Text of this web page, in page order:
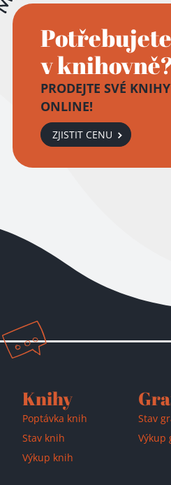
v
PRODEJTE SVÉ KNIHY
ONLINE!
ZJISTIT CENU
Knihy
Poptávka knih
Stav knih
Výkup knih
Stav
Výkup